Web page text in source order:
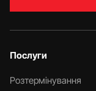
Послуги
Розтермінування